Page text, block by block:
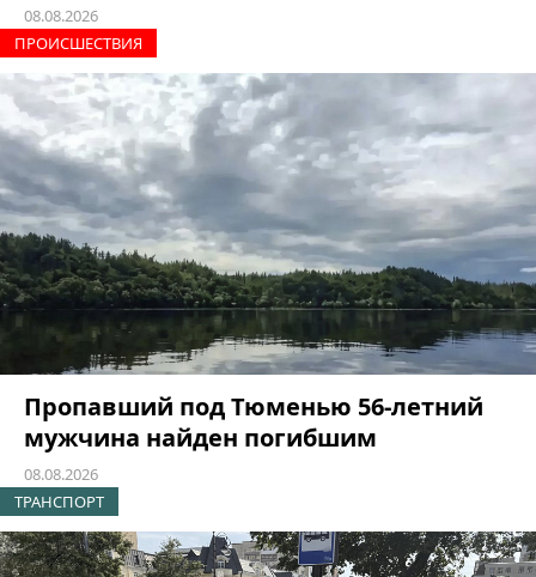
08.08.2026
ПРОИCШЕСТВИЯ
Пропавший под Тюменью 56-летний
мужчина найден погибшим
08.08.2026
ТРАНСПОРТ